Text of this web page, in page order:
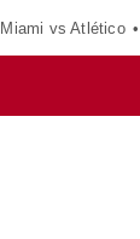
Miami vs Atlético